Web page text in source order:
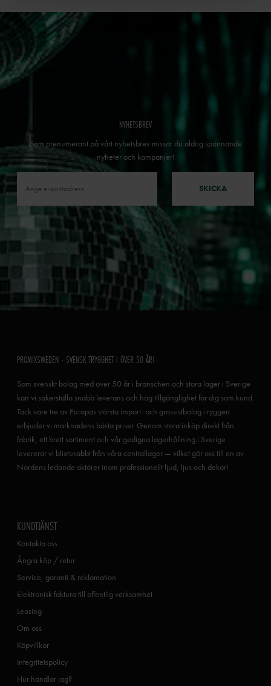
NYHETSBREV
Som prenumerant på vårt nyhetsbrev missar du aldrig spännande
nyheter och kampanjer!
SKICKA
PROMIXSWEDEN - SVENSK TRYGGHET I ÖVER 50 ÅR!
Som svenskt bolag med över 50 år i branschen och stora lager i Sverige
kan vi säkerställa snabb leverans och hög tillgänglighet för dig som kund.
Tack vare tre av Europas största import- och grossistbolag i ryggen
erbjuder vi marknadens bästa priser. Genom stora inköp direkt från
fabrik, ett brett sortiment och vår gedigna lagerhållning i Sverige
levererar vi blixtsnabbt från våra centrallager — vilket gör oss till en av
Nordens ledande aktörer inom professionellt ljud, ljus och dekor!
KUNDTJÄNST
Kontakta oss
Ångra köp / retur
Service, garanti & reklamation
Elektronisk faktura till offentlig verksamhet
Leasing
Om oss
Köpvillkor
Integritetspolicy
Hur handlar jag?